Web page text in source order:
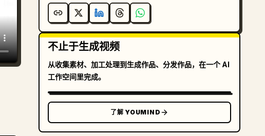
不止于生成视频
从收集素材、加工处理到生成作品、分发作品，在一个 AI
工作空间里完成。
了解 YOUMIND